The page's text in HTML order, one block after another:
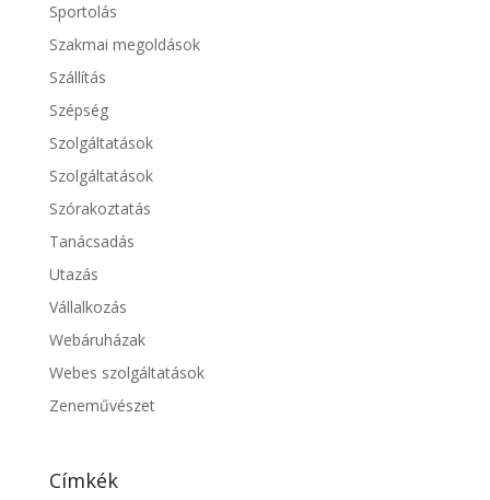
Sportolás
Szakmai megoldások
Szállítás
Szépség
Szolgáltatások
Szolgáltatások
Szórakoztatás
Tanácsadás
Utazás
Vállalkozás
Webáruházak
Webes szolgáltatások
Zeneművészet
Címkék